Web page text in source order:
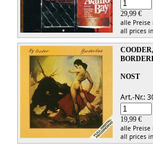
29,99 €
alle
all prices
NOST
Art.-Nr.:
19,99 €
alle
all prices